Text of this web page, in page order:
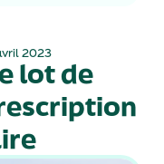
2023
lot de